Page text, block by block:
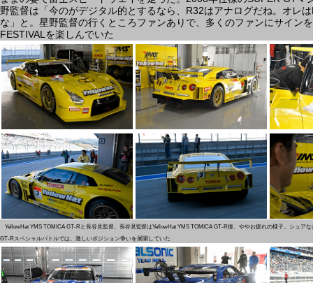
野監督は「今のがデジタル的とするなら、R32はアナログだね。オレ
な」と。星野監督の行くところファンありで、多くのファンにサイン
FESTIVALを楽しんでいた
YellowHat YMS TOMICA GT-Rと長谷見監督。長谷見監督はYellowHat YMS TOMICA GT-R後、ややお疲れの様子。シュア
GT-Rスペシャルバトルでは、激しいポジション争いを展開していた